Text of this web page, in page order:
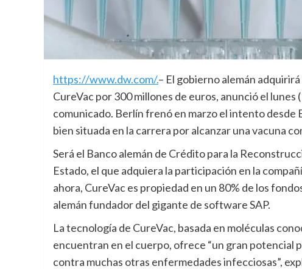
https://www.dw.com/.– El gobierno alemán
CureVac por 300 millones de euros, anunció el
comunicado. Berlín frenó en marzo el intento desde
bien situada en la carrera por alcanzar una vacuna
Será el Banco alemán de Crédito para la
Estado, el que adquiera la participación en la
ahora, CureVac es propiedad en un 80% de los
alemán fundador del gigante de software SAP.
La tecnología de CureVac, basada en moléculas
encuentran en el cuerpo, ofrece “un gran potencial
contra muchas otras enfermedades infecciosas”,